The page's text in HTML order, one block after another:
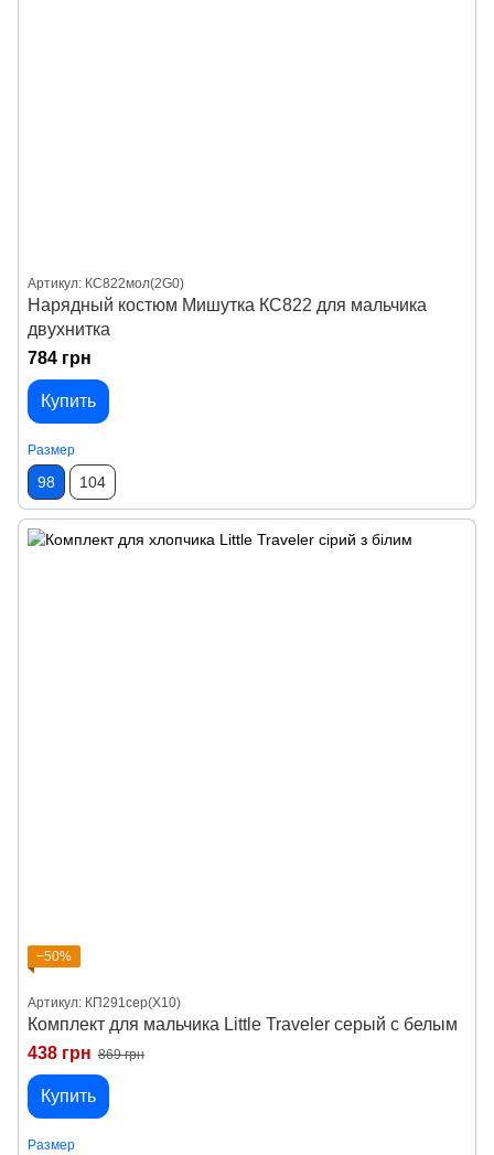
Артикул: КС822мол(2G0)
Нарядный костюм Мишутка КС822 для мальчика
двухнитка
784 грн
Купить
Размер
98 104
−50%
Артикул: КП291сер(Х10)
Комплект для мальчика Little Traveler серый с белым
438 грн 869 грн
Купить
Размер